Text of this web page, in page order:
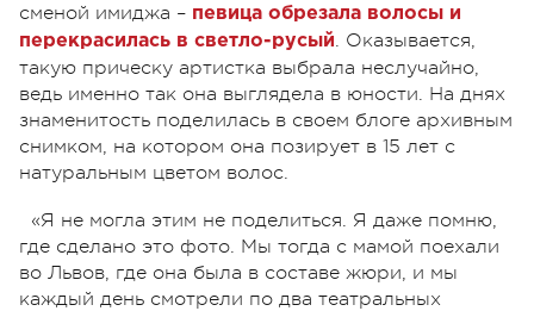
сменой имиджа – певица обрезала волосы и
перекрасилась в светло-русый. Оказывается,
такую прическу артистка выбрала неслучайно,
ведь именно так она выглядела в юности. На днях
знаменитость поделилась в своем блоге архивным
снимком, на котором она позирует в 15 лет с
натуральным цветом волос.
«Я не могла этим не поделиться. Я даже помню,
где сделано это фото. Мы тогда с мамой поехали
во Львов, где она была в составе жюри, и мы
каждый день смотрели по два театральных